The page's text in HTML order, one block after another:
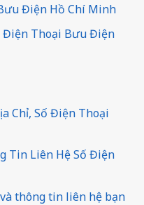
Điện Hồ Chí Minh
Điện Thoại Bưu Điện
Chỉ, Số Điện Thoại
Tin Liên Hệ Số Điện
thông tin liên hệ bạn